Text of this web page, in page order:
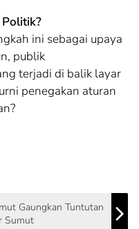
ini sebagai upaya
publik
terjadi di balik layar
penegakan aturan
Gaungkan Tuntutan
Sumut